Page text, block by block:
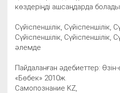
көздеріңді ашсаңдарда болады.
Сүйіспеншілік, Сүйіспеншілік,
Сүйіспеншілік, Сүйіспеншілік,
әлемде
Пайдаланған әдебиеттер:
«Бөбек» 2010ж.
Самопознание KZ,